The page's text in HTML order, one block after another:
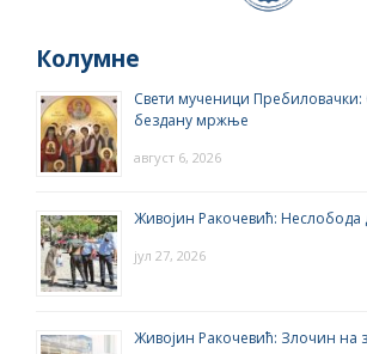
Колумне
Свети мученици Пребиловачки:
бездану мржње
август 6, 2026
Живојин Ракочевић: Неслобода
јул 27, 2026
Живојин Ракочевић: Злочин на